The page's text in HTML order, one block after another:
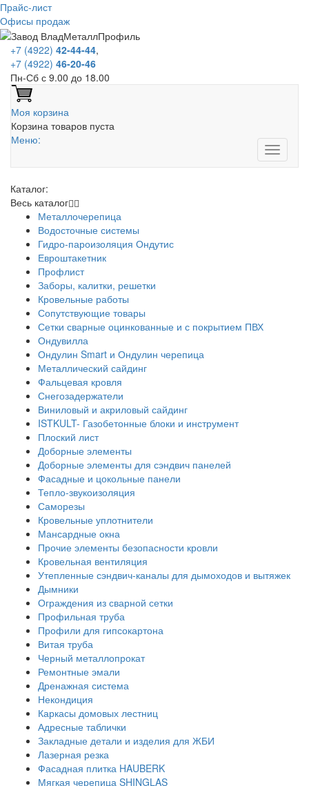
Прайс-лист
Офисы продаж
+7 (4922) 42-44-44,
+7 (4922) 46-20-46
Пн-Сб с 9.00 до 18.00
Моя корзина
Корзина товаров пуста
Меню:
Каталог:
Весь каталог
Металлочерепица
Водосточные системы
Гидро-пароизоляция Ондутис
Евроштакетник
Профлист
Заборы, калитки, решетки
Кровельные работы
Сопутствующие товары
Сетки сварные оцинкованные и с покрытием ПВХ
Ондувилла
Ондулин Smart и Ондулин черепица
Металлический сайдинг
Фальцевая кровля
Снегозадержатели
Виниловый и акриловый сайдинг
ISTKULT- Газобетонные блоки и инструмент
Плоский лист
Доборные элементы
Доборные элементы для сэндвич панелей
Фасадные и цокольные панели
Тепло-звукоизоляция
Саморезы
Кровельные уплотнители
Мансардные окна
Прочие элементы безопасности кровли
Кровельная вентиляция
Утепленные сэндвич-каналы для дымоходов и вытяжек
Дымники
Ограждения из сварной сетки
Профильная труба
Профили для гипсокартона
Витая труба
Черный металлопрокат
Ремонтные эмали
Дренажная система
Некондиция
Каркасы домовых лестниц
Адресные таблички
Закладные детали и изделия для ЖБИ
Лазерная резка
Фасадная плитка HAUBERK
Мягкая черепица SHINGLAS